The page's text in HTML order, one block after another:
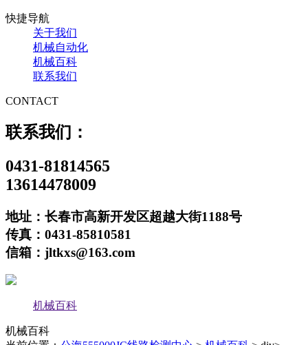
快捷导航
关于我们
机械自动化
机械百科
联系我们
CONTACT
联系我们：
0431-81814565
13614478009
地址：长春市高新开发区超越大街1188号
传真：0431-85810581
信箱：jltkxs@163.com
机械百科
机械百科